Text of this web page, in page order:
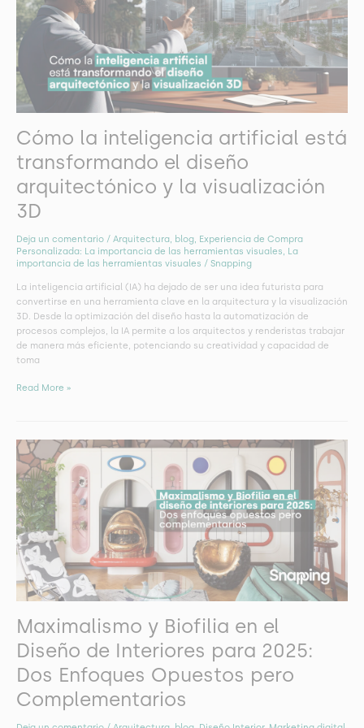
Cómo la inteligencia artificial está
transformando el diseño
arquitectónico y la visualización
3D
Deja un comentario / Arquitectura, blog, Experiencia de Compra
Personalizada: La importancia de las herramientas visuales, La
importancia de las herramientas visuales / Snapping
La inteligencia artificial (IA) ha dejado de ser una idea futurista para
convertirse en una herramienta clave en la arquitectura y la visualización
3D. Desde la optimización del diseño hasta la automatización de
procesos complejos, la IA permite a los arquitectos y renderistas trabajar
de manera más eficiente, potenciando su creatividad y capacidad de
toma
está
transformando
el
arquitectónico
y
la
3D
Read More »
Maximalismo y Biofilia en el
Diseño de Interiores para 2025:
Dos Enfoques Opuestos pero
Complementarios
Maximalismo
y
Biofilia
en
el
Diseño
de
Interiores
para
2025:
Dos
Opuestos
pero
Complementarios